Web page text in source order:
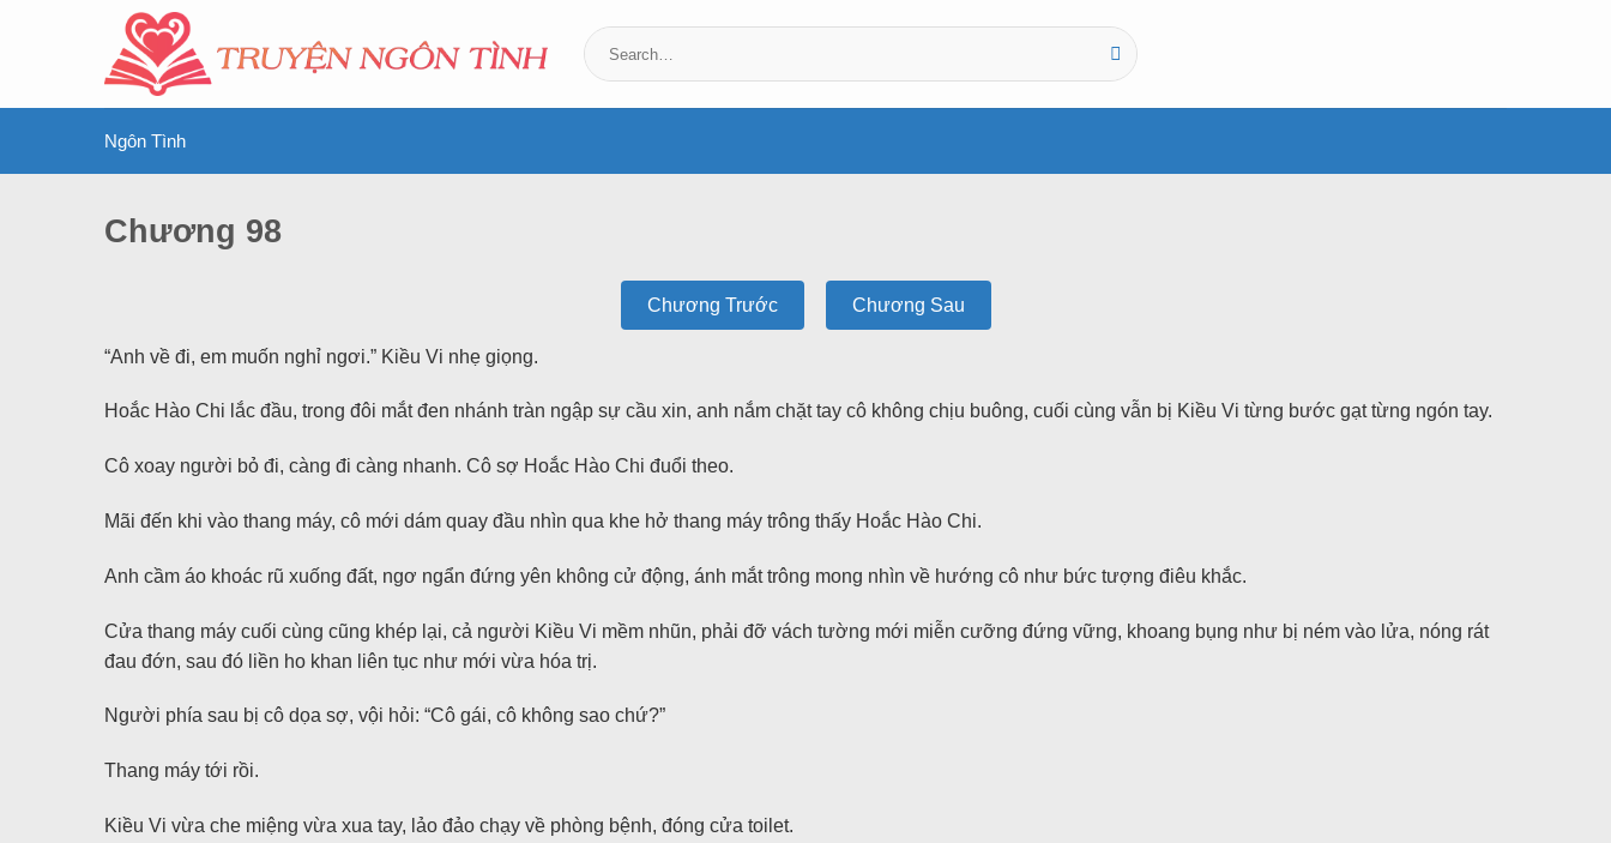
Ngôn Tình
Chương 98
Chương Trước Chương Sau
“Anh về đi, em muốn nghỉ ngơi.” Kiều Vi nhẹ giọng.
Hoắc Hào Chi lắc đầu, trong đôi mắt đen nhánh tràn ngập sự cầu xin, anh nắm chặt tay cô không chịu buông, cuối cùng vẫn bị Kiều Vi từng bước gạt từng ngón tay.
Cô xoay người bỏ đi, càng đi càng nhanh. Cô sợ Hoắc Hào Chi đuổi theo.
Mãi đến khi vào thang máy, cô mới dám quay đầu nhìn qua khe hở thang máy trông thấy Hoắc Hào Chi.
Anh cầm áo khoác rũ xuống đất, ngơ ngẩn đứng yên không cử động, ánh mắt trông mong nhìn về hướng cô như bức tượng điêu khắc.
Cửa thang máy cuối cùng cũng khép lại, cả người Kiều Vi mềm nhũn, phải đỡ vách tường mới miễn cưỡng đứng vững, khoang bụng như bị ném vào lửa, nóng rát
đau đớn, sau đó liền ho khan liên tục như mới vừa hóa trị.
Người phía sau bị cô dọa sợ, vội hỏi: “Cô gái, cô không sao chứ?”
Thang máy tới rồi.
Kiều Vi vừa che miệng vừa xua tay, lảo đảo chạy về phòng bệnh, đóng cửa toilet.